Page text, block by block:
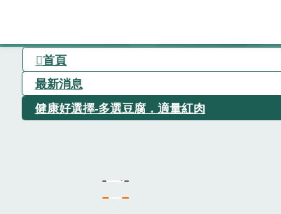
首頁
最新消息
健康好選擇-多選豆腐．適量紅肉